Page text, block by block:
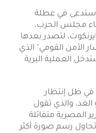
استدعى في عطلة
مجلس الحرب،
لتصدر بعدها
القومي" الذي
العملية البرية
في ظل إنتظار
والذي تقول
المصرية متفائلة
تحاول رسم صورة أكثر